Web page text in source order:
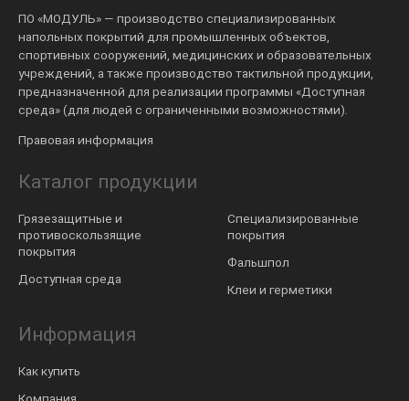
ПО «МОДУЛЬ» — производство специализированных
напольных покрытий для промышленных объектов,
спортивных сооружений, медицинских и образовательных
учреждений, а также производство тактильной продукции,
предназначенной для реализации программы «Доступная
среда» (для людей с ограниченными возможностями).
Правовая информация
Каталог продукции
Грязезащитные и
противоскользящие
покрытия
Доступная среда
Специализированные
покрытия
Фальшпол
Клеи и герметики
Информация
Как купить